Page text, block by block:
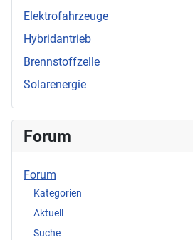
Elektrofahrzeuge
Hybridantrieb
Brennstoffzelle
Solarenergie
Forum
Forum
Kategorien
Aktuell
Suche